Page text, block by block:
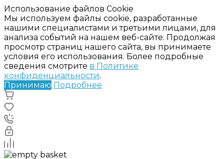
Использование файлов Cookie
Мы используем файлы cookie, разработанные
нашими специалистами и третьими лицами, для
анализа событий на нашем веб-сайте. Продолжая
просмотр страниц нашего сайта, вы принимаете
условия его использования. Более подробные
сведения смотрите в Политике
конфиденциальности.
Принимаю Подробнее